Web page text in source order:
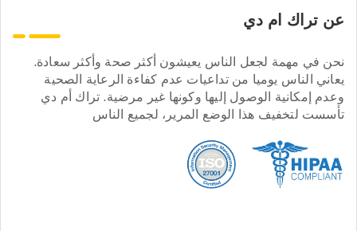
عن تراك ام دي
نحن في مهمة لجعل الناس يعيشون أكثر صحة وأكثر سعادة.
يعاني الناس يوميا من تداعيات عدم كفاءة الرعاية الصحية
وعدم إمكانية الوصول إليها وكونها غير مرضية. تراك أم دي
تأسست لتخفيف هذا الوضع المرير، لجميع الناس